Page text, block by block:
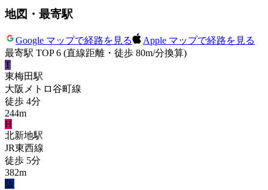
地図・最寄駅
Google マップで経路を見る
Apple マップで経路を見る
最寄駅 TOP 6 (直線距離・徒歩 80m/分換算)
T
東梅田駅
大阪メトロ谷町線
徒歩 4分
244m
H
北新地駅
JR東西線
徒歩 5分
382m
阪